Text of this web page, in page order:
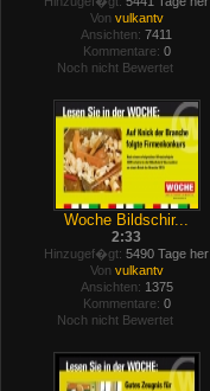
Von vulkantv
Ansichten: 7411
Kommentare: 0
Noch nicht Bewertet
Woche Bildschir...
2:33
Hinzugef�gt: 5490 Tage her
Von vulkantv
Ansichten: 1375
Kommentare: 0
Noch nicht Bewertet